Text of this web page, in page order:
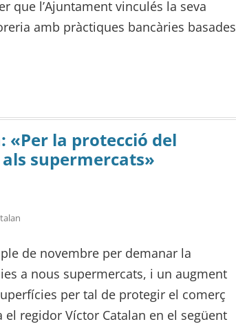
que l’Ajuntament vinculés la seva
amb pràctiques bancàries basades
«Per la protecció del
supermercats»
de novembre per demanar la
a nous supermercats, i un augment
per tal de protegir el comerç
regidor Víctor Catalan en el següent